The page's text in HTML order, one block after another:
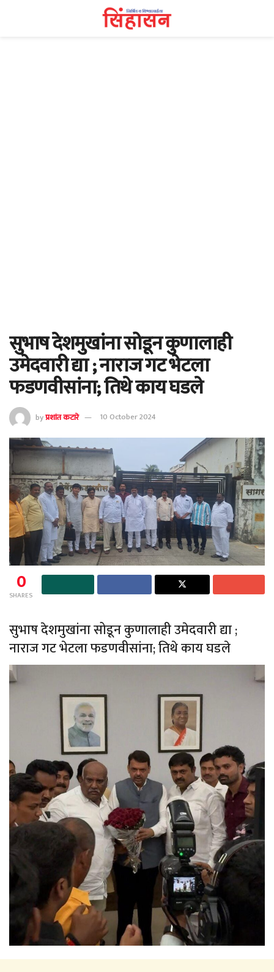
सुभाष देशमुखांना सोडून कुणालाही
उमेदवारी द्या ; नाराज गट भेटला
फडणवीसांना; तिथे काय घडले
byप्रशांत कटारे 10 October 2024
0
SHARES
सुभाष देशमुखांना सोडून कुणालाही उमेदवारी द्या ;
नाराज गट भेटला फडणवीसांना; तिथे काय घडले